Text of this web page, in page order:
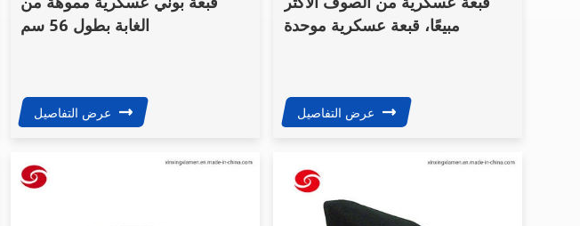
الغابة بطول 56 سم
عرض التفاصيل
مبيعًا، قبعة عسكرية موحدة
عرض التفاصيل